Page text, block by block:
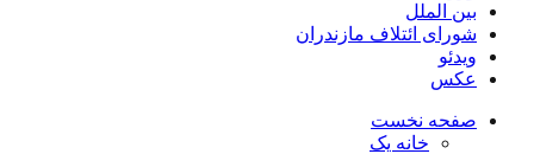
بین الملل
شورای ائتلاف مازندران
ویدئو
عکس
صفحه نخست
خانه یک